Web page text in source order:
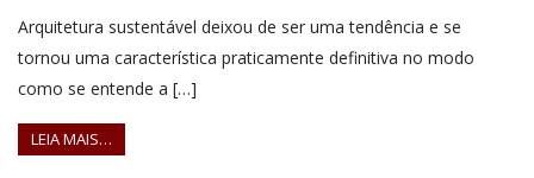
Arquitetura sustentável deixou de ser uma tendência e se
tornou uma característica praticamente definitiva no modo
como se entende a […]
LEIA MAIS…